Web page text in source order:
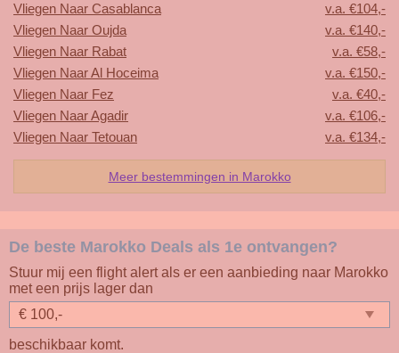
Vliegen Naar Casablanca
v.a. €104,-
Vliegen Naar Oujda
v.a. €140,-
Vliegen Naar Rabat
v.a. €58,-
Vliegen Naar Al Hoceima
v.a. €150,-
Vliegen Naar Fez
v.a. €40,-
Vliegen Naar Agadir
v.a. €106,-
Vliegen Naar Tetouan
v.a. €134,-
Meer bestemmingen in Marokko
De beste Marokko Deals als 1e ontvangen?
Stuur mij een flight alert als er een aanbieding naar Marokko
met een prijs lager dan
beschikbaar komt.